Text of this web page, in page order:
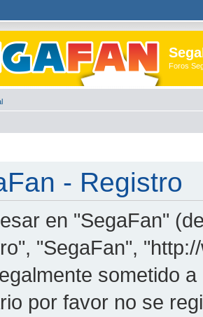
Foros
- Registro
en "SegaFan"
"SegaFan",
sometido
por favor no se